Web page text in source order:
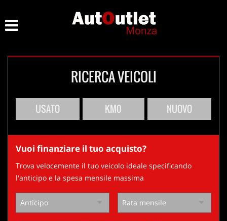
ASSISTENZA
CONTATTI
RICERCA VEICOLI
USATO KM0 NUOVO
Vuoi finanziare il tuo acquisto?
Trova velocemente il tuo veicolo ideale specificando
l'anticipo e la spesa mensile massima
Le
tue
consenso
pannello
consente
le
preferenze
di
alle
tecnologie